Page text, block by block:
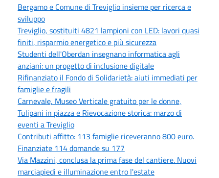
Bergamo e Comune di Treviglio insieme per ricerca e
sviluppo
Treviglio, sostituiti 4821 lampioni con LED: lavori quasi
finiti, risparmio energetico e più sicurezza
Studenti dell'Oberdan insegnano informatica agli
anziani: un progetto di inclusione digitale
Rifinanziato il Fondo di Solidarietà: aiuti immediati per
famiglie e fragili
Carnevale, Museo Verticale gratuito per le donne,
Tulipani in piazza e Rievocazione storica: marzo di
eventi a Treviglio
Contributi affitto: 113 famiglie riceveranno 800 euro.
Finanziate 114 domande su 177
Via Mazzini, conclusa la prima fase del cantiere. Nuovi
marciapiedi e illuminazione entro l'estate